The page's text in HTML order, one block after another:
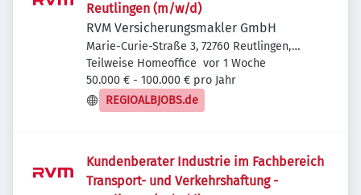
Reutlingen (m/w/d)
RVM Versicherungsmakler GmbH
Marie-Curie-Straße 3, 72760 Reutlingen,
Deutschland
Teilweise Homeoffice Veröffentlicht
vor 1 Woche
50.000 € - 100.000 € pro Jahr
REGIOALBJOBS.de
Kundenberater Industrie im Fachbereich
Transport- und Verkehrshaftung -